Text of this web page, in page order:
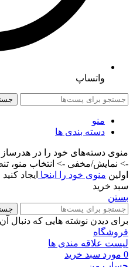
واتساپ
منو
دسته بندی ها
منوی دسته‌های خود را در
-> نمایش/مخفی -> انتخاب منو،
اولین منوی خود را اینجا ایجاد کنید
سبد خرید
بستن
برای دیدن نوشته هایی که دنبال
فروشگاه
لیست علاقه مندی ها
0 مورد سبد خرید